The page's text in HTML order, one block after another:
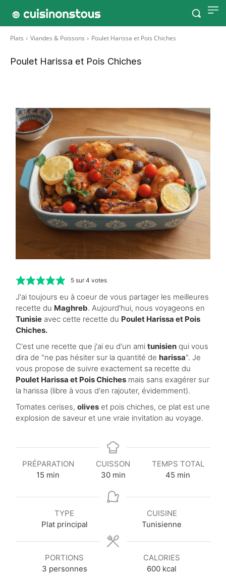
Plats Viandes & Poissons Poulet Harissa et Pois Chiches
Poulet Harissa et Pois Chiches
5sur4 votes
J'ai toujours eu à coeur de vous partager les meilleures
recette du Maghreb. Aujourd'hui, nous voyageons en
Tunisie avec cette recette du Poulet Harissa et Pois
Chiches.
C'est une recette que j'ai eu d'un ami tunisien qui vous
dira de "ne pas hésiter sur la quantité de harissa". Je
vous propose de suivre exactement sa recette du
Poulet Harissa et Pois Chiches mais sans exagérer sur
la harissa (libre à vous d'en rajouter, évidemment).
Tomates cerises, olives et pois chiches, ce plat est une
explosion de saveur et une vraie invitation au voyage.
PRÉPARATION
15 m
n
e
s
min
CUISSON
30m
n
s
min
TEMPS TOTAL
45 m
n
t
e
s
min
TYPE
Plat principal
CUISINE
Tunisienne
PORTIONS
3 personnes
CALORIES
600 kcal